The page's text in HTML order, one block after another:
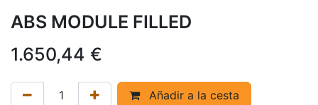
ABS MODULE FILLED
1.650,44 €
Añadir a la cesta